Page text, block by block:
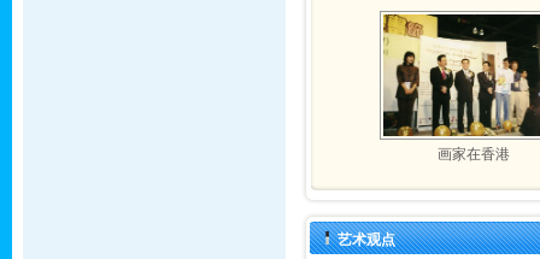
画家在香港
艺术观点